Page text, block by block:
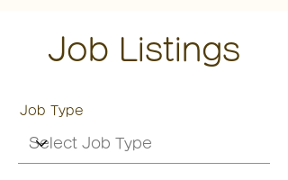
Job Listings
Job Type